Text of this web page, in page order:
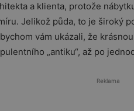
a klienta, protože
Jelikož půda, to je široký
vám ukázali, že
„antiku“, až po
Reklama